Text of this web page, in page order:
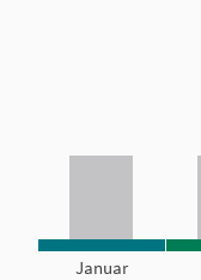
Januar